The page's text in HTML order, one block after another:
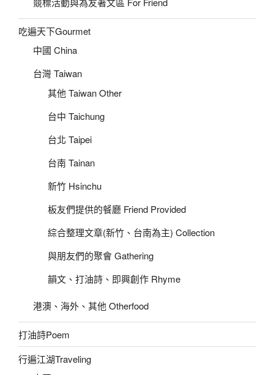
吃遍天下Gourmet
中國 China
台灣 Taiwan
其他 Taiwan Other
台中 Taichung
台北 Taipei
台南 Tainan
新竹 Hsinchu
板友們提供的餐廳 Friend Provided
綜合整理文章(新竹、台南為主) Collection
與朋友們的聚會 Gathering
韻文、打油詩、即興創作 Rhyme
港澳、海外、其他 Otherfood
打油詩Poem
行遍江湖Traveling